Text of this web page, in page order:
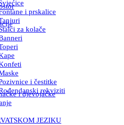
i prskalice
za kolače
i čestitke
i djevojačke
rekviziti
JEZIKU